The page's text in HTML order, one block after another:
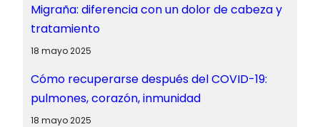
Migraña: diferencia con un dolor de cabeza y
tratamiento
18 mayo 2025
Cómo recuperarse después del COVID-19:
pulmones, corazón, inmunidad
18 mayo 2025